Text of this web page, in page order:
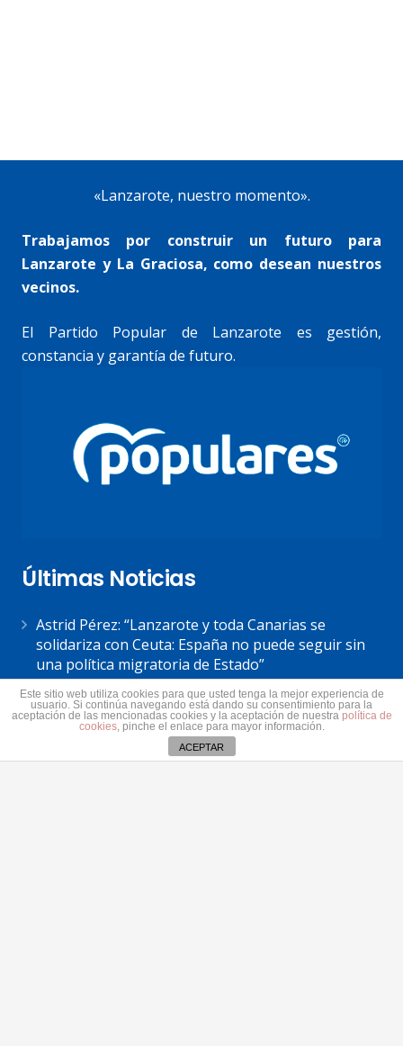
«Lanzarote, nuestro momento».
Trabajamos por construir un futuro para
Lanzarote y La Graciosa, como desean nuestros
vecinos.
El Partido Popular de Lanzarote es gestión,
constancia y garantía de futuro.
Últimas Noticias
Astrid Pérez: “Lanzarote y toda Canarias se
solidariza con Ceuta: España no puede seguir sin
una política migratoria de Estado”
31 julio 2026
El PP de Tías denuncia que el PSOE sigue adelante
con la antena de Masdache pese al rechazo vecinal
Este sitio web utiliza cookies para que usted tenga la mejor experiencia de
usuario. Si continúa navegando está dando su consentimiento para la
aceptación de las mencionadas cookies y la aceptación de nuestra política de
cookies, pinche el enlace para mayor información.
ACEPTAR